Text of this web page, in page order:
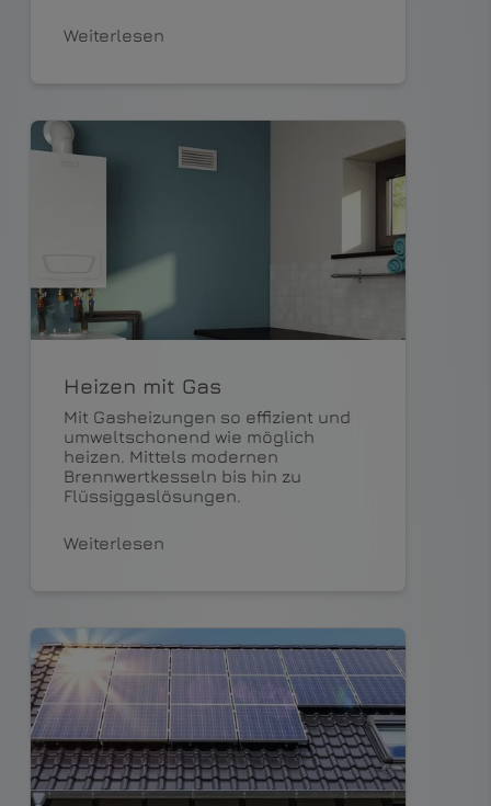
Weiterlesen
Heizen mit Gas
Mit Gasheizungen so effizient und
umweltschonend wie möglich
heizen. Mittels modernen
Brennwertkesseln bis hin zu
Flüssiggaslösungen.
Weiterlesen